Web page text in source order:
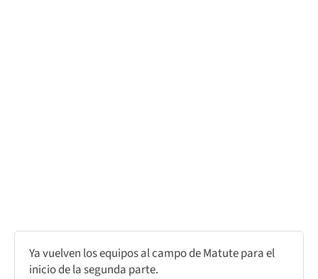
Ya vuelven los equipos al campo de Matute para el
inicio de la segunda parte.